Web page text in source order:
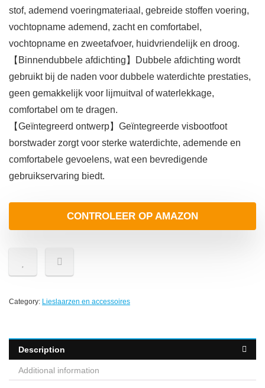
stof, ademend voeringmateriaal, gebreide stoffen voering,
vochtopname ademend, zacht en comfortabel,
vochtopname en zweetafvoer, huidvriendelijk en droog.
【Binnendubbele afdichting】Dubbele afdichting wordt
gebruikt bij de naden voor dubbele waterdichte prestaties,
geen gemakkelijk voor lijmuitval of waterlekkage,
comfortabel om te dragen.
【Geïntegreerd ontwerp】Geïntegreerde visbootfoot
borstwader zorgt voor sterke waterdichte, ademende en
comfortabele gevoelens, wat een bevredigende
gebruikservaring biedt.
CONTROLEER OP AMAZON
Category: Lieslaarzen en accessoires
Description
Additional information